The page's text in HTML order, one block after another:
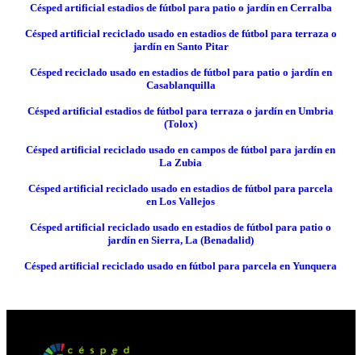
Césped artificial estadios de fútbol para patio o jardín en Cerralba
Césped artificial reciclado usado en estadios de fútbol para terraza o
jardín en Santo Pitar
Césped reciclado usado en estadios de fútbol para patio o jardín en
Casablanquilla
Césped artificial estadios de fútbol para terraza o jardín en Umbria
(Tolox)
Césped artificial reciclado usado en campos de fútbol para jardín en
La Zubia
Césped artificial reciclado usado en estadios de fútbol para parcela
en Los Vallejos
Césped artificial reciclado usado en estadios de fútbol para patio o
jardín en Sierra, La (Benadalid)
Césped artificial reciclado usado en fútbol para parcela en Yunquera